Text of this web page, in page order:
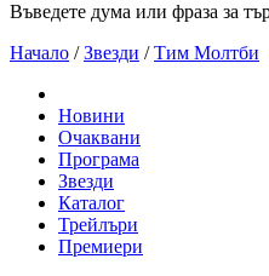
Въведете дума или фраза за
Начало / Звезди / Тим Молтби
Новини
Очаквани
Програма
Звезди
Каталог
Трейлъри
Премиери